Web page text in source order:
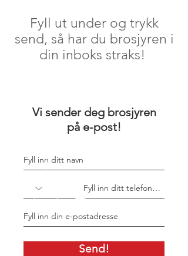
Fyll ut under og trykk
send, så har du brosjyren i
din inboks straks!
Vi sender deg brosjyren
på e-post!
Send!